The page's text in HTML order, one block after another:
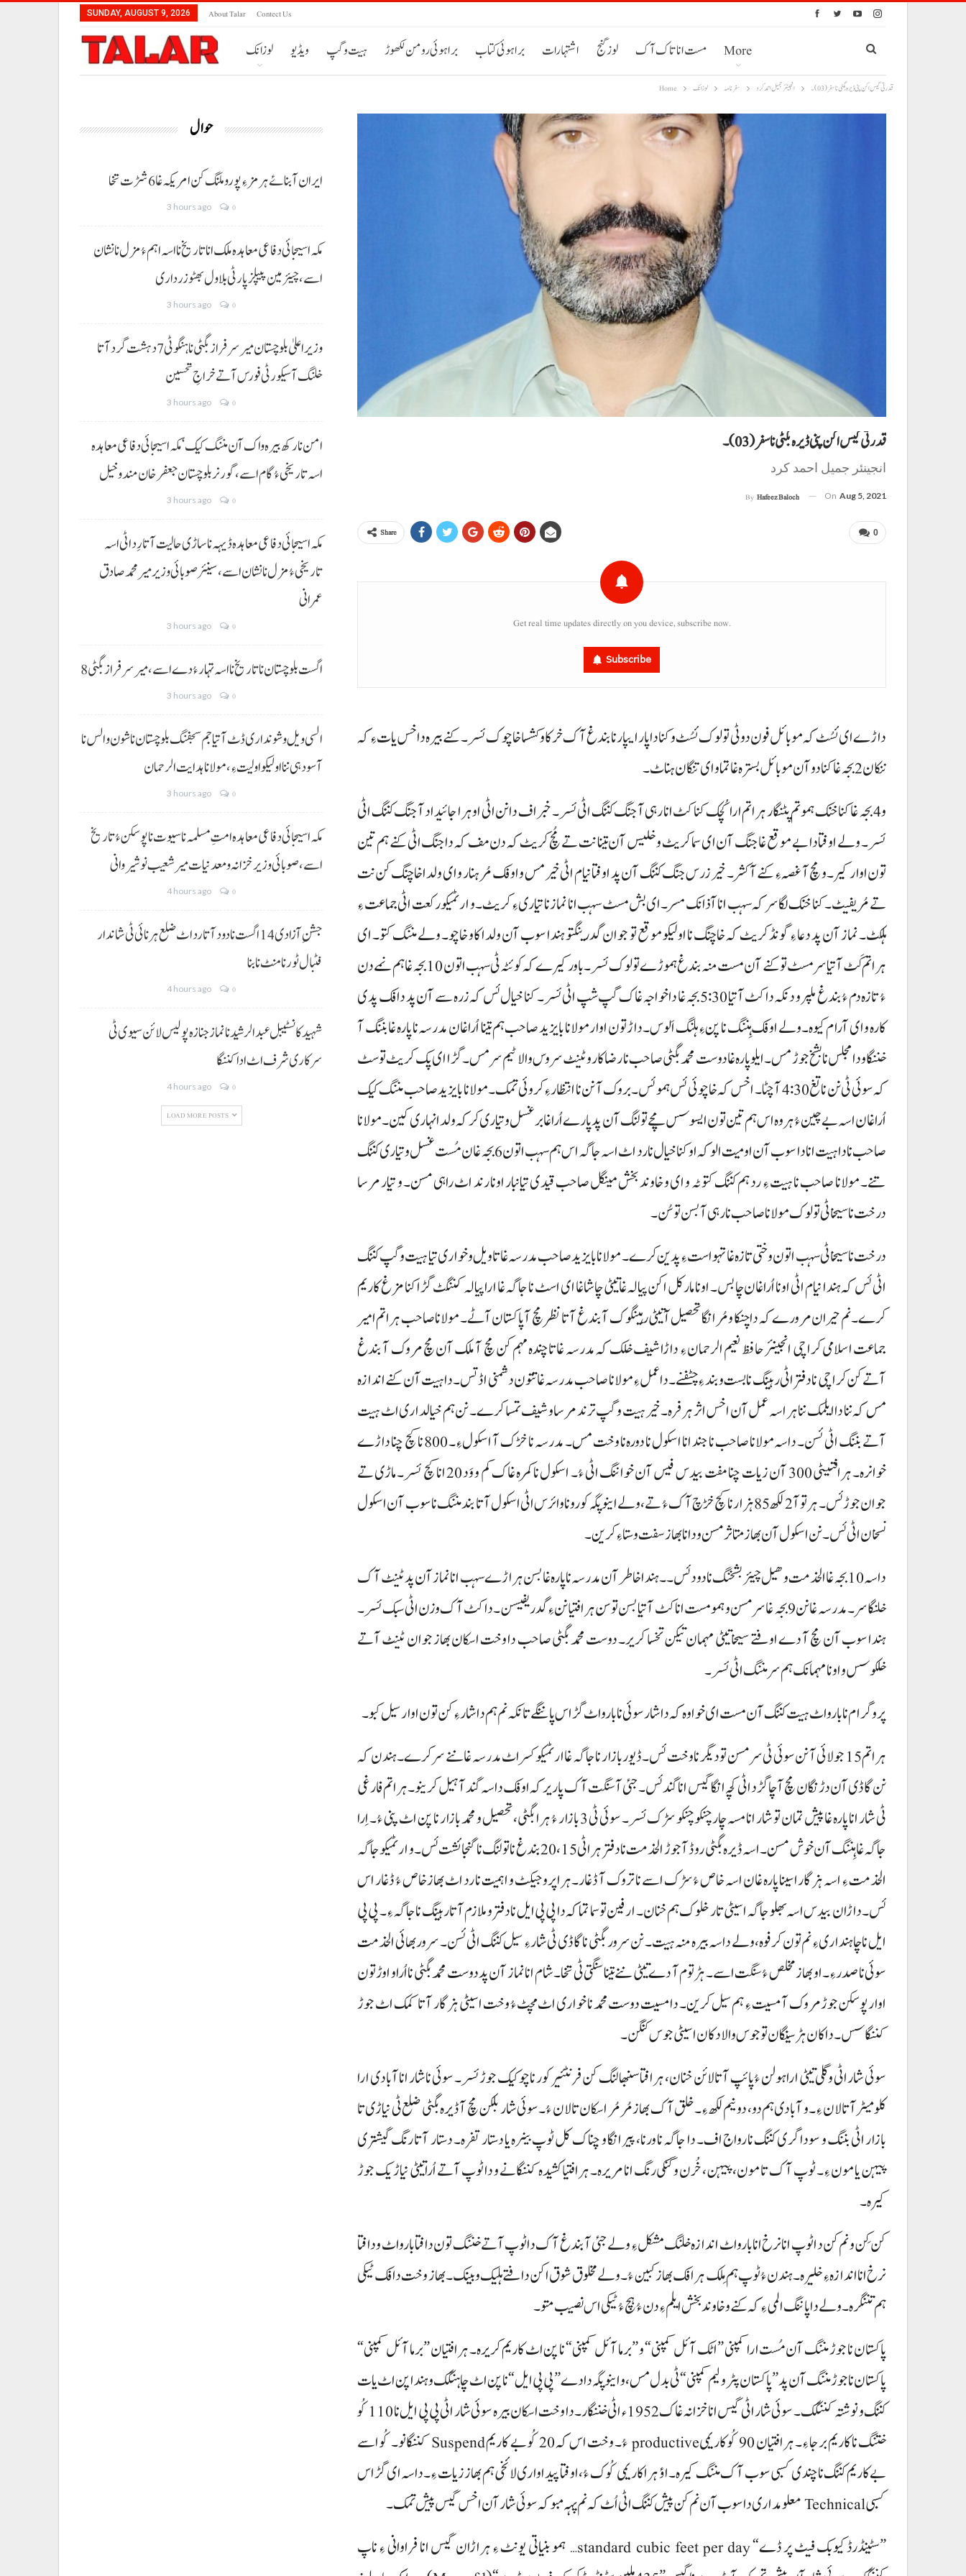
SUNDAY, AUGUST 9, 2026 About Talar Contect Us
لوزانک ویڈیو ہیت و گپ براہوئی رومن لکھوڑ براہوئی کتاب اشتہارات لوز گنج مست انا تاک آک More
Home لوزانک سفر نامہ انجینئر جمیل احمد کرد قدرتی گیس اکن پنی ڈیرہ بگٹی نا سفر (03)۔
قدرتی گیس اکن پنی ڈیرہ بگٹی نا سفر (03)۔
انجینئر جمیل احمد کرد
By Hafeez Baloch On Aug 5, 2021
0
Share
Get real time updates directly on you device, subscribe now.
Subscribe
داڑے ای ئسُٹ کہ موبائل فون دوٹی تولوک ئسُٹ و کنا داپار ایپار نا بندغ آک خرکاو کشسا خاچوک ئسر۔ کنے بیرہ داخس یات ءِ کہ
ننکان 2بجہ غا کنا دو آن موبائل بسترہ غا تما و ای تنگان ہناٹ۔
و 4 بجہ غا کنا خنک ہموتم پٹنگار ہراتم ارا کُچک کنا کٹ انا رہی آ جنگ کننگ اٹی ئسر۔ خبر اف دانن اٹی او ہرا جائیداد آ جنگ کننگ اٹی
ئسر۔ ولے اوفتا دا بے موقع غا جنگ آن ای سما کریٹ و خلیس آن تینا نت تے مُچ کریٹ کہ دن مف کہ دا جنگ اٹی کنے ہم تین
تون اوار کیر۔ و مچ آ غصہ ءِ کنے آ کشر۔ خیر زرس جنگ کننگ آن پد اوفتا نیام اٹی خیر مس و اوفک مُر ہنار و ای ولدا خاچنگ کن نت
تے مُریفیٹ۔ کنا خنک لگاسر کہ سہب انا آذانک مسر۔ ای بش مسٹ سہب انا نماز نا تیاری ءِ کریٹ۔ و ارٹمیکو رکعت اٹی جماعت ءِ
ہلکٹ۔ نماز آن پد دعا ءِ گونڈ کریٹ کہ خاچنگ نا اولیکو موقع تو جوان گدرینگتو ہندا سوب آن ولدا کاو خاچو۔ ولے مننگ کتو۔ ای
ہراتم کَٹ آتیا سر مسٹ تو کنے آن مست منہ بندغ ہموڑے تولوک ئسر۔ باور کیرے کہ کوئٹہ ٹی سہب اتون 10 بجہ غا ہم نمے دن
ءُ تازہ دم ءُ بندغ ملپرو دنکہ دا کٹ آتیا 5:30 بجہ غا دا خواجہ غاک گپ شپ اٹی ئسر۔ کنا خیال ئس کہ زرہ سے آن پد دا فک پدی
کارہ و ای آرام کیوہ۔ ولے اوفک ہِننگ نا پن ءِ ہلنگ اَلوس۔ داڑتون اوار مولانا بایزید صاحب ہم تینا اُرا غان مدرسہ نا پارہ غا بننگ آ
خننگا و دا مجلس نا بشخ جوڑ مس۔ ایلو پارہ غا دوست محمد بگٹی صاحب نا رضاکار و ٹینٹ سروس والا ٹیم سر مس۔ گڑاای پک کریٹ توسٹ
کہ سوئی ٹی نن نا تغ 4:30 آ چٹا۔ اخس کہ خاچوئی ئس ہمو ئس۔ بروک آ نن نا انتظار ءِ کروئی تمک۔ مولانا بایزید صاحب مننگ کیک
اُرا غان اسہ بے چین ءُ ہروہ اس ہم تین تون ایسوسس مچے تولنگ آن پد پارے اُرا غابر غسل و تیاری کر کہ ولدا نہاری کین۔ مولانا
صاحب نا دا ہیت انا دا سوب آن اومیت الو کہ او کنا خیال نا رد اٹ اسہ جاگہ اس ہم سہب اتون 6 بجہ غان مُست غسل و تیاری کننگ
تنے۔ مولانا صاحب نا ہیت ءِ رد ہم کننگ کتوٹہ و ای و خاوند بخش مینگل صاحب قیدی تیانبار اونا رند اٹ راہی مسن۔ و تیار مرسا
درخت نا سیخا ٹی تولوک مولانا صاحب نا رہی آ بسن توسُن۔
درخت نا سیخا ٹی سہب اتون وختی تازہ غا تہو است ءِ پدین کرے۔ مولانا بایزید صاحب مدرسہ غاتا ویل و خواری تیا ہیت و گپ کننگ
اٹی ئس کہ ہندا نیام اٹی اونا اُراغان چا بس۔ اونا مار کل اکن پیالہ غاتیٹی چا شاغا ای اسٹ نا جاگہ غا ارا پیالہ کننگٹ گڑا کنا مزغ کاریم
کرے۔ نم حیران مرورے کہ دا چنکا و مُر انگا تحصیل آتیٹی رہینگوک آ بندغ آتا نظر مچ آ پاکستان آٹے۔ مولانا صاحب ہراتم امیر
جماعت اسلامی کراچی انجینئر حافظ نعیم الرحمان ءِ داڑا شیف خلک کہ مدرسہ غاتا چندہ مہم کن مچ آ ملک آن مچ مروک آ بندغ
آتے کن کراچی نا دفتر اٹی رہینگ نا بست و بند ءِ چٹفنے۔ داعمل ءِ مولانا صاحب مدرسہ غاتتون دشمنی اڈ تس۔ دا ہیت آن کنے اندازہ
مس کہ ننا دا ایلمک ننا ہر اسہ عمل آن اخس اثر ہرفرہ۔ خیرہیت و گپ ترند مرسا و شیف تمسا کرے۔ نن ہم خیالداری اٹ ہیت
آتے بننگ اٹی ئسن۔ داسہ مولانا صاحب نا جند انا اسکول نا دورہ نا وخت مس۔ مدرسہ نا خڑک آ اسکول ءِ۔ 800 نا کچ چنا داڑے
خوانرہ۔ ہرافتیٹی 300 آن زیات چنا مفت بیدس فیس آن خواننگ اٹی ءُ۔ اسکول نا کمرہ غاک کم و وَد 20 انا کچ ئسر۔ ماڑی تے
جوان جوڑ ئس۔ ہر تو آ 2 لکھ 85 ہزار نا کچ خڑچ آک ءُ تے، ولے اینو پگہ کورونا وائرس اٹی اسکول آتا بند مننگ نا سوب آن اسکول
نسخان اٹی ئس۔ نن اسکول آن بھاز متاثر مسن و دانا بھاز سفت و ستا ءِ کرین۔
داسہ 10 بجہ غا الخدمت وھیل چیئر بشخنگ نادود ئس۔۔ہندا خاطر آن مدرسہ نا پارہ غا بسن ہراڑے سہب انا نماز آن پد ٹینٹ آک
خلنگاسر۔ مدرسہ غا نن 9 بجہ غا سر مسن و ہمو مست انا کٹ آتیا بسن توسن ہرافتیا نن ءِ گدریفیسن۔ دا کٹ آک وزن اٹی سبک ئسر۔
ہندا سوب آن مچ آ دے اوفتے سیخا تیٹی مہمان تیکن تخسا کریر۔ دوست محمد بگٹی صاحب دا وخت اسکان بھاز جوان ٹینٹ آتے
خلکوسس و اونا مہمانک ہم سر مننگ اٹی ئسر۔
پروگرام نا بارواٹ ہیت کننگ آن مست ای خواوہ کہ دا شار سوئی نا بارواٹ گڑاس پاننگے تانکہ نم ہم دا شار ءِ کن تون اوار سیل کبو۔
ہراتم 15 جولائی آ نن سوئی ٹی سر مسن تو دیگر نا وخت ئس۔ ڈیور بازار نا جاگہ غا ارٹمیکو کسر اٹ مدرسہ غا ننے سر کرے۔ ہندن کہ
نن گاڈی آن دڑنگان مچ آ چاگڑد اٹی کچہ انگا گیس انا گند ئس۔ جئی آ سنگت آک پاریر کہ اوفک داسہ گند آ ہیل کرینو۔ ہراتم فارغی
ٹی شار انا پارہ غا پیش تمان تو شار انا مسہ چار چنکو چنکو سڑک ئسر۔ سوئی ٹی 3 بازار ءُ ہرا بگٹی، تحصیل و محمد بازار نا پن اٹ پنی ءُ۔ اِرا
جاگہ غا ہِننگ آن خوش مسن۔ اسہ ڈیرہ بگٹی روڈ آ جوڑ الخدمت نا دفتر ہرا ٹی15، 20 بندغ نا تولنگ نا گنجائشت ئس۔ و ارٹمیکو جاگہ
الخدمت ءِ اسہ ہزگار اسینا پارہ غان اسہ خاص ءُ سڑک اسے نا تروک آ ڈغار۔ ہراپروجیکٹ و اہمیت نا رد اٹ بھاز خاص ءُ ڈغار اس
ئس۔ داڑان بیدس اسہ بھلو جاگہ اسیٹی تار خلوک ہم خنان۔ ارفین تو سما تما کہ دا پی پی ایل نا دفتر و ملازم آتا رہینگ نا جاگہ ءِ۔ پی پی
ایل ناچاہنداری ءِ نم تون کرفوہ، ولے داسہ بیرہ منہ ہیت۔ نن سرور بگٹی نا گاڈی ٹی شارءِ سیل کننگ اٹی ئسن۔ سرور بھائی الخدمت
سوئی نا صدرءِ۔ او بھاز مخلص ءُ سنگت اسے۔ ہڑتوم آ دے تیٹی ننے تیناسنگتی ٹی تخا۔ شام انا نماز آن پد دوست محمد بگٹی نا اُرا و اوڑتون
اوار پوسکن جوڑ مروک آ مسیت ءِ ہم سیل کرین۔ دا مسیت دوست محمد نا خواری اٹ مچٹ ءُ وخت اسیٹی ہزگار آتا کمک اٹ جوڑ
کننگاسس۔ داکان ہڑسینگان تو جوس والا دکان اسیٹی جوس کنگن۔
سوئی شار اٹی و گلی تیٹی ارا ہولن ءُ پائپ آتا لائن خنان، ہرافتا سنبھالنگ کن فرنٹئیر کور نا چوکیک جوڑ ئسر۔ سوئی نا شار انا آبادی ارا
کلومیٹر آتالان ءِ۔ و آبادی ہم دو، دونیم لکھ ءِ۔ خلق آک بھاز مُر مُر اسکان تالان ءُ۔ سوئی شار بلکن مچ آ ڈیرہ بگٹی ضلع ٹی نیاڑی تا
بازار اٹی بننگ و سودا گری کننگ نا رواج اف۔ دا جاگہ نا ورنا، پیر انگا و چناک کل ٹوپ بینرہ یا دستار تفرہ۔ دستار آتا رنگ گیشتری
پیہن یا مون ءِ۔ ٹوپ آک تا مون، پیہن، خُرن و گنکی رنگ انا مریرہ۔ ہرافتیا کشیدہ کننگانے و دا ٹوپ آتے اُراتیٹی نیاڑیک جوڑ
کیرہ۔
کن کِن و نم کن د اٹوپ انا نرخ انا بارواٹ اندازہ خلنگ مشکل ءِ ولے جئی آ بندغ آک دا ٹوپ آتے خننگ تون دا فتا بارواٹ و دافتا
نرخ انا اندازہ ءِ خلیرہ۔ ہندن ءُ ٹوپ ہم مِلک ہرافک بھاز کبین ءُ۔ ولے مخلوق شوق اکن دافتے ہلیک و بینک۔ بھاز وخت دافک ٹیکی
ہم تننگرہ۔ ولے دا پاننگ المی ءِ کہ کنے و خاوند بخش ایلم ءِ دن ءُ ہچ ءُ ٹیکی اس نصیب متو۔
پاکستان نا جوڑ مننگ آن مُست ارا کمپنی ”اٹک آئل کمپنی“ و ”برما آئل کمپنی“ نا پن اٹ کاریم کریرہ۔ ہرافتیان ”برما آئل کمپنی“
پاکستان نا جوڑ مننگ آن پد ”پاکستان پٹرولیم کمپنی“ ٹی بدل مس، و اینو پگہ دادے ”پی پی ایل“ نا پن اٹ چاہنگک و ہندا پن اٹ یات
کننگ و نوشتہ کننگک۔ سوئی شار اٹی گیس انا خزانہ غاک 1952ء اٹی خننگار۔ دا وخت اسکان بیرہ سوئی شار اٹی پی پی ایل نا 110 کُو
ختنگ نا کاریم برجا ءِ۔ ہرافتیان 90 کُو کاریمیproductive ءُ۔ وخت اس کہ 20 کُو بے کاریم Suspend کننگانو۔ کُو اسے
بے کاریم کننگ نا چندی کسبی سوب آک مننگ کیرہ۔ اؤ ہرا کاریمی کُوک ءُ، اوفتا پیداواری لائخی ہم بھاز زیات ءِ۔ داسہ ای گڑاس
کسبی Technical معلومداری دا سوب آن نم کن پیش کننگ اٹی اُٹ کہ نم پہہ مبو کہ سوئی شار آن اخس گیس پیش تمک۔
”سٹینڈرڈ کیوبک فیٹ پر ڈے“ standard cubic feet per day… ہمو بنیاتی یونٹ ءِ ہراڑان گیس انا فراوانی ءِ ناپ
حوال
ایران آبنائے ہرمز ءِ پورو ملنگ کن امریکہ غا 6 شڑت تخا
3 hours ago 0
مکہ اسیجائی دفاعی معاہدہ ملک انا تاریخ نا اسہ اہم ءُ مزل نا نشان
اسے، چیئرمین پیپلز پارٹی بلاول بھٹو زرداری
3 hours ago 0
وزیراعلیٰ بلوچستان میر سرفراز بگٹی نا ہنگو ٹی 7 دہشت گرد آتا
خلنگ آ سیکورٹی فورس آتے خراجِ تحسین
3 hours ago 0
امن نا رکھ بیرہ واک آن مننگ کیک‘ مکہ اسیجائی دفاعی معاہدہ
اسہ تاریخی ءُ گام اسے،گورنر بلوچستان جعفر خان مندوخیل
3 hours ago 0
مکہ اسیجائی دفاعی معاہدہ ڈیہہ نا ساڑی حالیت آتا رِد اٹی اسہ
تاریخی ءُ مزل نا نشان اسے،سینئر صوبائی وزیر میر محمد صادق
عمرانی
3 hours ago 0
8 اگست بلوچستان نا تاریخ نا اسہ تہار ءُ دے اسے، میرسرفراز بگٹی
3 hours ago 0
السی ویل و شونداری ڈٹ آتیا جم سجفنگ بلوچستان نا شون و الس نا
آسودہی ننا اولیکو اولیت ءِ،مولانا ہدایت الرحمان
3 hours ago 0
مکہ اسیجائی دفاعی معاہدہ امتِ مسلمہ نا سیوت نا پوسکن ءُ تاریخ
اسے، صوبائی وزیر خزانہ و معدنیات میر شعیب نوشیروانی
4 hours ago 0
جشنِ آزادی 14 اگست نا دود آتا رد اٹ ضلع ہرنائی ٹی شاندار
فٹبال ٹورنامنٹ نا بنا
4 hours ago 0
شہید کانسٹیبل عبدالرشید نا نماز جنازہ پولیس لائن سیوی ٹی
سرکاری شرف اٹ ادا کننگا
4 hours ago 0
LOAD MORE POSTS